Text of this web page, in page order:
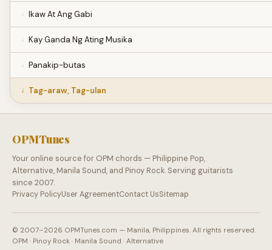
Ikaw At Ang Gabi
Kay Ganda Ng Ating Musika
Panakip-butas
Tag-araw, Tag-ulan
OPMTunes
Your online source for OPM chords — Philippine Pop,
Alternative, Manila Sound, and Pinoy Rock. Serving guitarists
since 2007.
Privacy PolicyUser AgreementContact UsSitemap
© 2007–2026 OPMTunes.com — Manila, Philippines. All rights reserved.
OPM · Pinoy Rock · Manila Sound · Alternative